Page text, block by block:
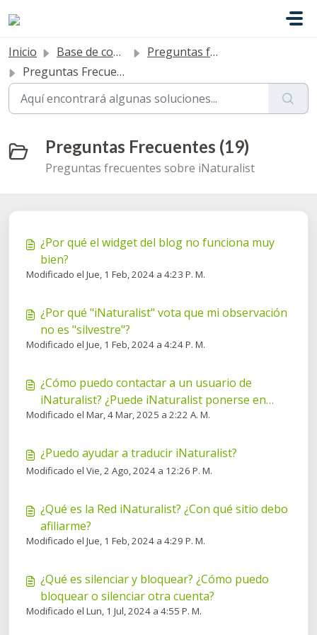
Inicio Base de conocimientos
Preguntas frecuentes
Preguntas Frecuentes
Preguntas Frecuentes (19)
Preguntas frecuentes sobre iNaturalist
¿Por qué el widget del blog no funciona muy
bien?
Modificado el Jue, 1 Feb, 2024 a 4:23 P. M.
¿Por qué "iNaturalist" vota que mi observación
no es "silvestre"?
Modificado el Jue, 1 Feb, 2024 a 4:24 P. M.
¿Cómo puedo contactar a un usuario de
iNaturalist? ¿Puede iNaturalist ponerse en
contacto conmigo?
Modificado el Mar, 4 Mar, 2025 a 2:22 A. M.
¿Puedo ayudar a traducir iNaturalist?
Modificado el Vie, 2 Ago, 2024 a 12:26 P. M.
¿Qué es la Red iNaturalist? ¿Con qué sitio debo
afiliarme?
Modificado el Jue, 1 Feb, 2024 a 4:29 P. M.
¿Qué es silenciar y bloquear? ¿Cómo puedo
bloquear o silenciar otra cuenta?
Modificado el Lun, 1 Jul, 2024 a 4:55 P. M.